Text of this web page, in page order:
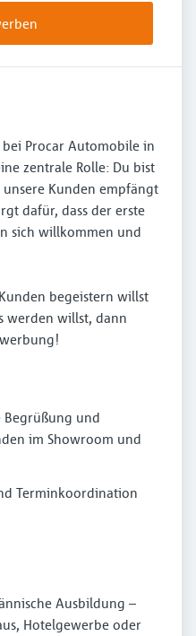
Procar Automobile in
zentrale Rolle: Du bist
Kunden empfängt
dafür, dass der erste
sich willkommen und
begeistern willst
werden willst, dann
Begrüßung und
im Showroom und
Terminkoordination
Ausbildung –
Hotelgewerbe oder